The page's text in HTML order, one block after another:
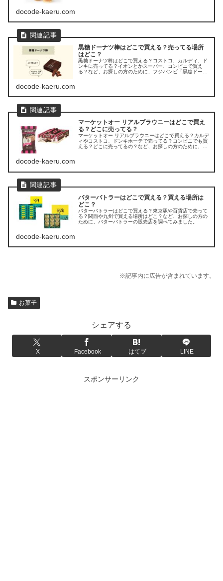
docode-kaeru.com
黒糖ドーナツ棒はどこで買える？売ってる場所
はどこ？
黒糖ドーナツ棒はどこで買える？コストコ、カルディ、ド
ンキに売ってる？イオンとかスーパー、コンビニで買え
る？など、お探しの方のために、フジバンビ「黒糖ドーナ
docode-kaeru.com
マーケットオー リアルブラウニーはどこで買え
る？どこに売ってる？
マーケットオー リアルブラウニーはどこで買える？カルデ
ィやコストコ、ドンキホーテで売ってる？コンビニでも買
える？どこに売ってるの？など、お探しの方のために、マ
docode-kaeru.com
バターバトラーはどこで買える？買える場所は
どこ？
バターバトラーはどこで買える？東京駅や百貨店で売って
る？関西や九州で買える場所はどこ？など、お探しの方の
ために、バターバトラーの販売店を調べてみました。
docode-kaeru.com
※記事内に広告が含まれています。
お菓子
シェアする
X Facebook はてブ LINE
スポンサーリンク